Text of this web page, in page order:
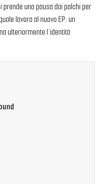
una pausa dai palchi per
lavora al nuovo EP: un
ulteriormente l’identità